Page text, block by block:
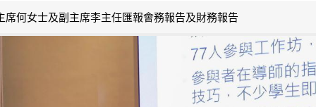
席何女士及副主席李主任匯報會務報告及財務報告